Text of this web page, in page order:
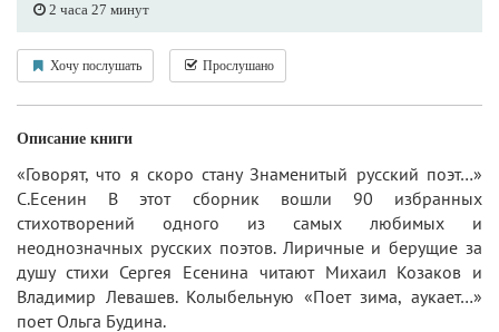
2 часа 27 минут
Хочу послушать Прослушано
Описание книги
«Говорят, что я скоро стану Знаменитый русский поэт…»
С.Есенин В этот сборник вошли 90 избранных
стихотворений одного из самых любимых и
неоднозначных русских поэтов. Лиричные и берущие за
душу стихи Сергея Есенина читают Михаил Козаков и
Владимир Левашев. Колыбельную «Поет зима, аукает…»
поет Ольга Будина.